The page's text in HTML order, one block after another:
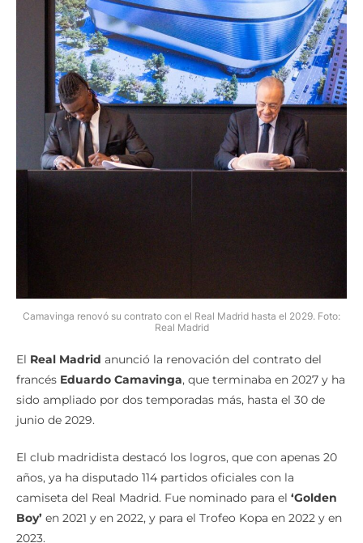
francés Eduardo Camavinga, que terminaba en 2027 y ha
sido ampliado por dos temporadas más, hasta el 30 de
junio de 2029.
años, ya ha disputado 114 partidos oficiales con la
camiseta del Real Madrid. Fue nominado para el‘Golden
Boy’en 2021 y en 2022, y para el Trofeo Kopa en 2022 y en
2023.